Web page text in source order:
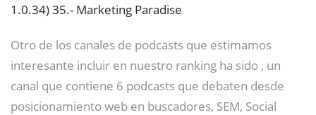
1.0.34)35.- Marketing Paradise
Otro de los canales de podcasts que estimamos
interesante incluir en nuestro ranking ha sido , un
canal que contiene 6 podcasts que debaten desde
posicionamiento web en buscadores, SEM, Social